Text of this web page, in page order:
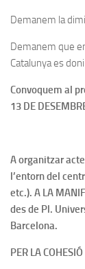
Demanem la
Demanem que
Catalunya es
Convoquem al
13 DE
A organitzar
l’entorn del
etc.). A LA
des de Pl.
Barcelona.
PER LA